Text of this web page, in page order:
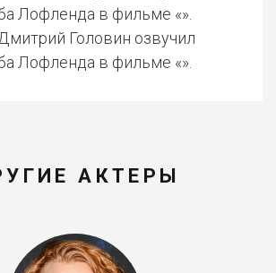
Лофленда в фильме «».
Головин озвучил
Лофленда в фильме «».
АКТЕРЫ